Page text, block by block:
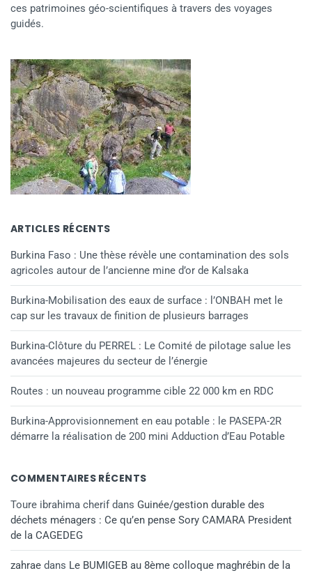
ces patrimoines géo-scientifiques à travers des voyages
guidés.
ARTICLES RÉCENTS
Burkina Faso : Une thèse révèle une contamination des sols
agricoles autour de l’ancienne mine d’or de Kalsaka
Burkina-Mobilisation des eaux de surface : l’ONBAH met le
cap sur les travaux de finition de plusieurs barrages
Burkina-Clôture du PERREL : Le Comité de pilotage salue les
avancées majeures du secteur de l’énergie
Routes : un nouveau programme cible 22 000 km en RDC
Burkina-Approvisionnement en eau potable : le PASEPA-2R
démarre la réalisation de 200 mini Adduction d’Eau Potable
COMMENTAIRES RÉCENTS
Toure ibrahima cherifdans Guinée/gestion durable des
déchets ménagers : Ce qu’en pense Sory CAMARA President
de la CAGEDEG
zahrae dans Le BUMIGEB au 8ème colloque maghrébin de la